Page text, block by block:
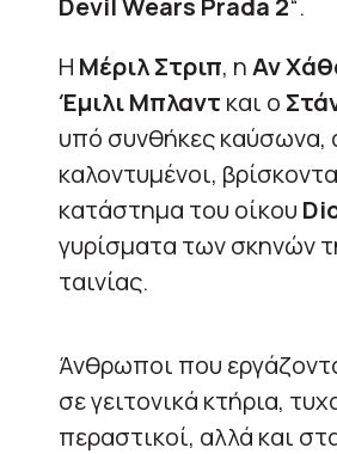
Devil Wears Prada 2“.
Η Μέριλ Στριπ, ηΑν
Έμιλι Μπλαντ και ο
υπό συνθήκες καύσωνα,
καλοντυμένοι,
κατάστημα του οίκου
γυρίσματα των σκηνών
ταινίας.
Άνθρωποι που
σε γειτονικά κτήρια,
περαστικοί, αλλά και